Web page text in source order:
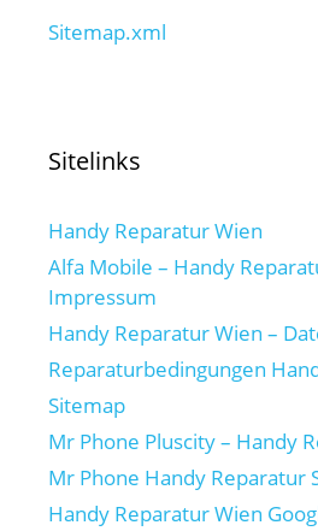
Sitemap.xml
Sitelinks
Handy Reparatur Wien
Alfa Mobile – Handy
Impressum
Handy Reparatur Wien –
Reparaturbedingungen
Sitemap
Mr Phone Pluscity – Handy
Mr Phone Handy Reparatur
Handy Reparatur Wien